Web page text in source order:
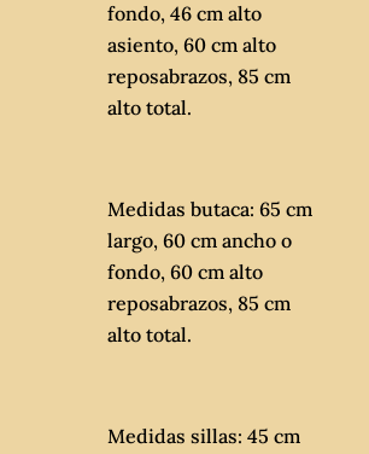
fondo, 46 cm alto
asiento, 60 cm alto
reposabrazos, 85 cm
alto total.
Medidas butaca: 65 cm
largo, 60 cm ancho o
fondo, 60 cm alto
reposabrazos, 85 cm
alto total.
Medidas sillas: 45 cm